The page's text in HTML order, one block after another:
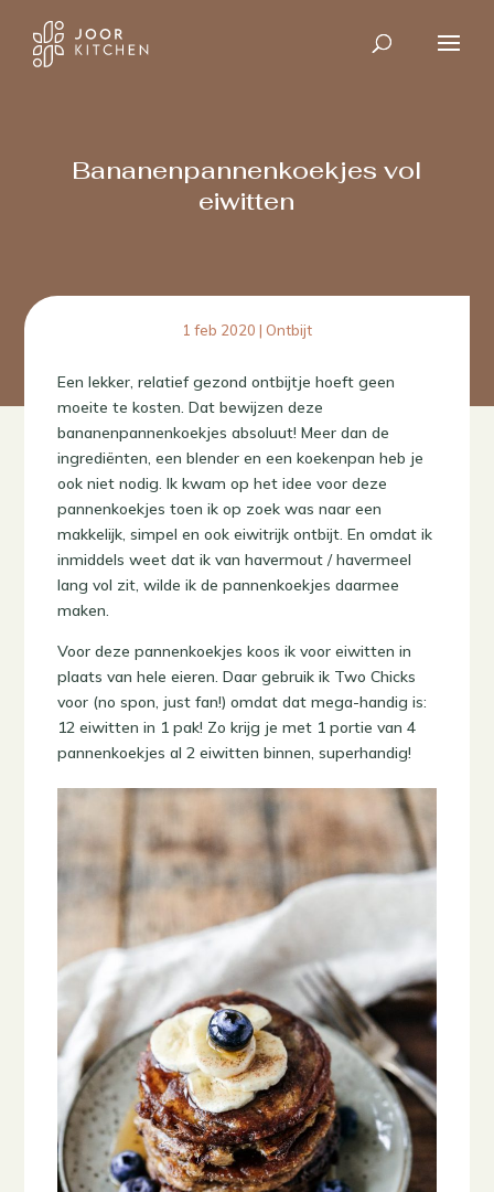
Bananenpannenkoekjes vol
eiwitten
1 feb 2020 | Ontbijt
Een lekker, relatief gezond ontbijtje hoeft geen
moeite te kosten. Dat bewijzen deze
bananenpannenkoekjes absoluut! Meer dan de
ingrediënten, een blender en een koekenpan heb je
ook niet nodig. Ik kwam op het idee voor deze
pannenkoekjes toen ik op zoek was naar een
makkelijk, simpel en ook eiwitrijk ontbijt. En omdat ik
inmiddels weet dat ik van havermout / havermeel
lang vol zit, wilde ik de pannenkoekjes daarmee
maken.
Voor deze pannenkoekjes koos ik voor eiwitten in
plaats van hele eieren. Daar gebruik ik Two Chicks
voor (no spon, just fan!) omdat dat mega-handig is:
12 eiwitten in 1 pak! Zo krijg je met 1 portie van 4
pannenkoekjes al 2 eiwitten binnen, superhandig!